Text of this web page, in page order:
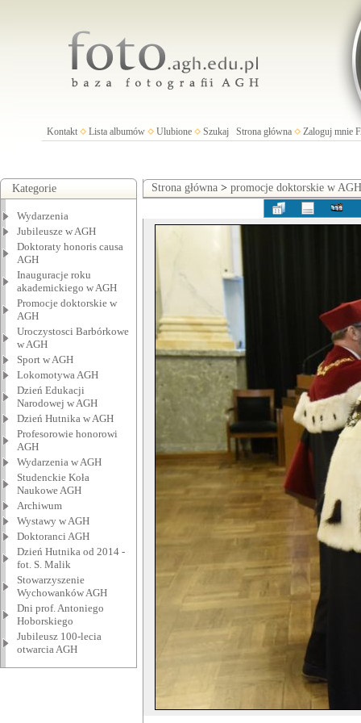
Kontakt Lista albumów Ulubione Szukaj Strona główna Zaloguj mnie
Kategorie
Wydarzenia
Jubileusze w AGH
Doktoraty honoris causa
AGH
Inauguracje roku
akademickiego w AGH
Promocje doktorskie w
AGH
Uroczystosci Barbórkowe
w AGH
Sport w AGH
Lokomotywa AGH
Dzień Edukacji
Narodowej w AGH
Dzień Hutnika w AGH
Profesorowie honorowi
AGH
Wydarzenia w AGH
Studenckie Koła
Naukowe AGH
Archiwum
Wystawy w AGH
Doktoranci AGH
Dzień Hutnika od 2014 -
fot. S. Malik
Stowarzyszenie
Wychowanków AGH
Dni prof. Antoniego
Hoborskiego
Jubileusz 100-lecia
otwarcia AGH
Strona główna > promocje doktorskie w AGH